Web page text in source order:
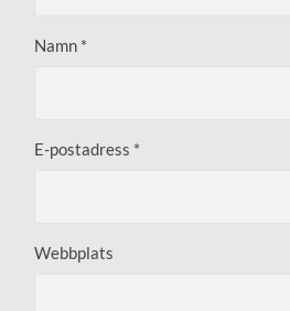
Namn *
E-postadress *
Webbplats